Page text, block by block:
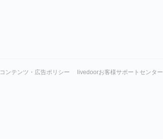
コンテンツ・広告ポリシー livedoorお客様サポートセンター